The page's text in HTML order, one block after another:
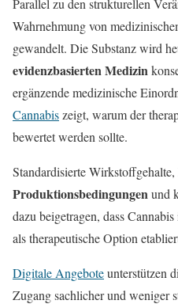
Parallel zu den strukturellen
Wahrnehmung von
gewandelt. Die Substanz wird
evidenzbasierten Medizin
ergänzende medizinische
Cannabiszeigt, warum der
bewertet werden sollte.
Standardisierte Wirkstoffgehalte,
Produktionsbedingungenund
dazu beigetragen, dass
als therapeutische Option
Digitale Angeboteunterstützen
Zugang sachlicher und weniger